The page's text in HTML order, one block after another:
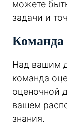
можете
задачи и
Команда
Над вашим
команда
оценочной
вашем
знания.